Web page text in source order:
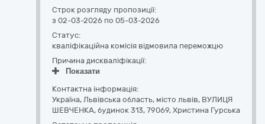
Строк розгляду пропозиції:
з 02-03-2026 по 05-03-2026
Статус:
кваліфікаційна комісія відмовила переможцю
Причина дискваліфікації:
Показати
Контактна інформація:
Україна, Львівська область, місто львів, ВУЛИЦЯ
ШЕВЧЕНКА, будинок 313, 79069, Христина Гурська